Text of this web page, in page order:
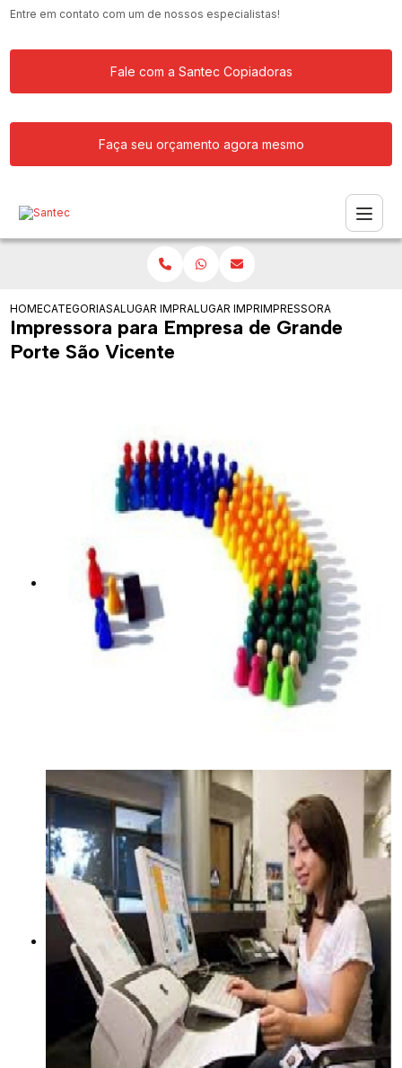
Entre em contato com um de nossos especialistas!
Fale com a Santec Copiadoras
Faça seu orçamento agora mesmo
HOMECATEGORIASALUGAR IMPRESSORAALUGAR IMPRESSORAS PARA
IMPRESSORA PARA
Impressora para Empresa de Grande
Porte São Vicente